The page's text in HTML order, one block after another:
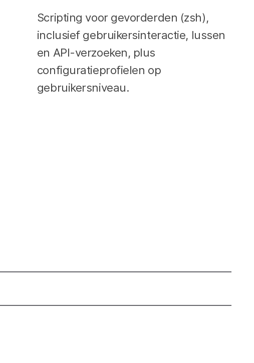
Scripting voor gevorderden (zsh),
inclusief gebruikersinteractie, lussen
en API-verzoeken, plus
configuratieprofielen op
gebruikersniveau.